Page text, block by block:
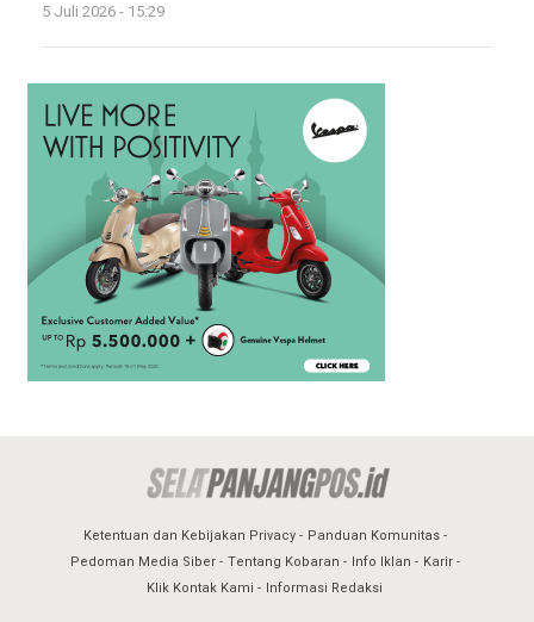
5 Juli 2026 - 15:29
Ketentuan dan Kebijakan Privacy
Panduan Komunitas
Pedoman Media Siber
Tentang Kobaran Info Iklan
Karir
Klik Kontak Kami
Informasi Redaksi